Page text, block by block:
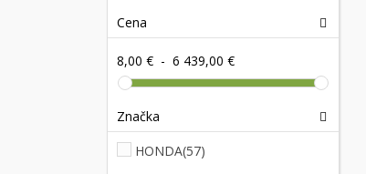
Cena
8,00 € - 6 439,00 €
Značka
HONDA(57)